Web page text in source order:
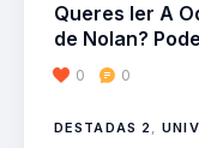
Queres ler A
de Nolan?
0 0
DESTADAS 2,